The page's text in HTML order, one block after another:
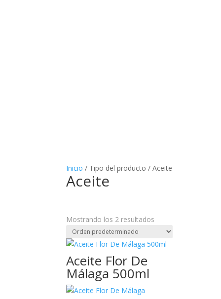
Inicio / Tipo del producto / Aceite
Aceite
1,5L
1/3
Mostrando los 2 resultados
Aceite Flor De
Málaga 500ml